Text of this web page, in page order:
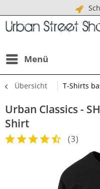
Menü
Übersicht T-Shirts
Urban Classics -
Shirt
(3)